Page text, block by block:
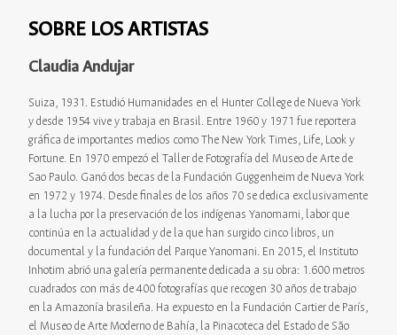
SOBRE LOS ARTISTAS
Claudia Andujar
Suiza, 1931. Estudió Humanidades en el Hunter College de Nueva York
y desde 1954 vive y trabaja en Brasil. Entre 1960 y 1971 fue reportera
gráfica de importantes medios como The New York Times, Life, Look y
Fortune. En 1970 empezó el Taller de Fotografía del Museo de Arte de
Sao Paulo. Ganó dos becas de la Fundación Guggenheim de Nueva York
en 1972 y 1974. Desde finales de los años 70 se dedica exclusivamente
a la lucha por la preservación de los indígenas Yanomami, labor que
continúa en la actualidad y de la que han surgido cinco libros, un
documental y la fundación del Parque Yanomani. En 2015, el Instituto
Inhotim abrió una galería permanente dedicada a su obra: 1.600 metros
cuadrados con más de 400 fotografías que recogen 30 años de trabajo
en la Amazonía brasileña. Ha expuesto en la Fundación Cartier de París,
el Museo de Arte Moderno de Bahía, la Pinacoteca del Estado de São